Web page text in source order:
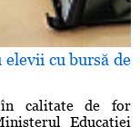
cu bursă de
calitate de for
Educaţiei